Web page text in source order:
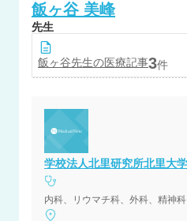
飯ヶ谷 美峰
先生
飯ヶ谷先生の医療記事3件
学校法人北里研究所北里大
内科、リウマチ科、外科、精神